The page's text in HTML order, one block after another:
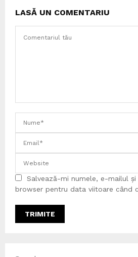
LASĂ UN COMENTARIU
Salvează-mi numele, e-mailul
browser pentru data viitoare când